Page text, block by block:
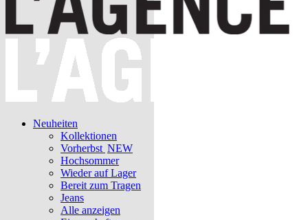
Neuheiten
Kollektionen
Vorherbst NEW
Hochsommer
Wieder auf Lager
Bereit zum Tragen
Jeans
Alle anzeigen